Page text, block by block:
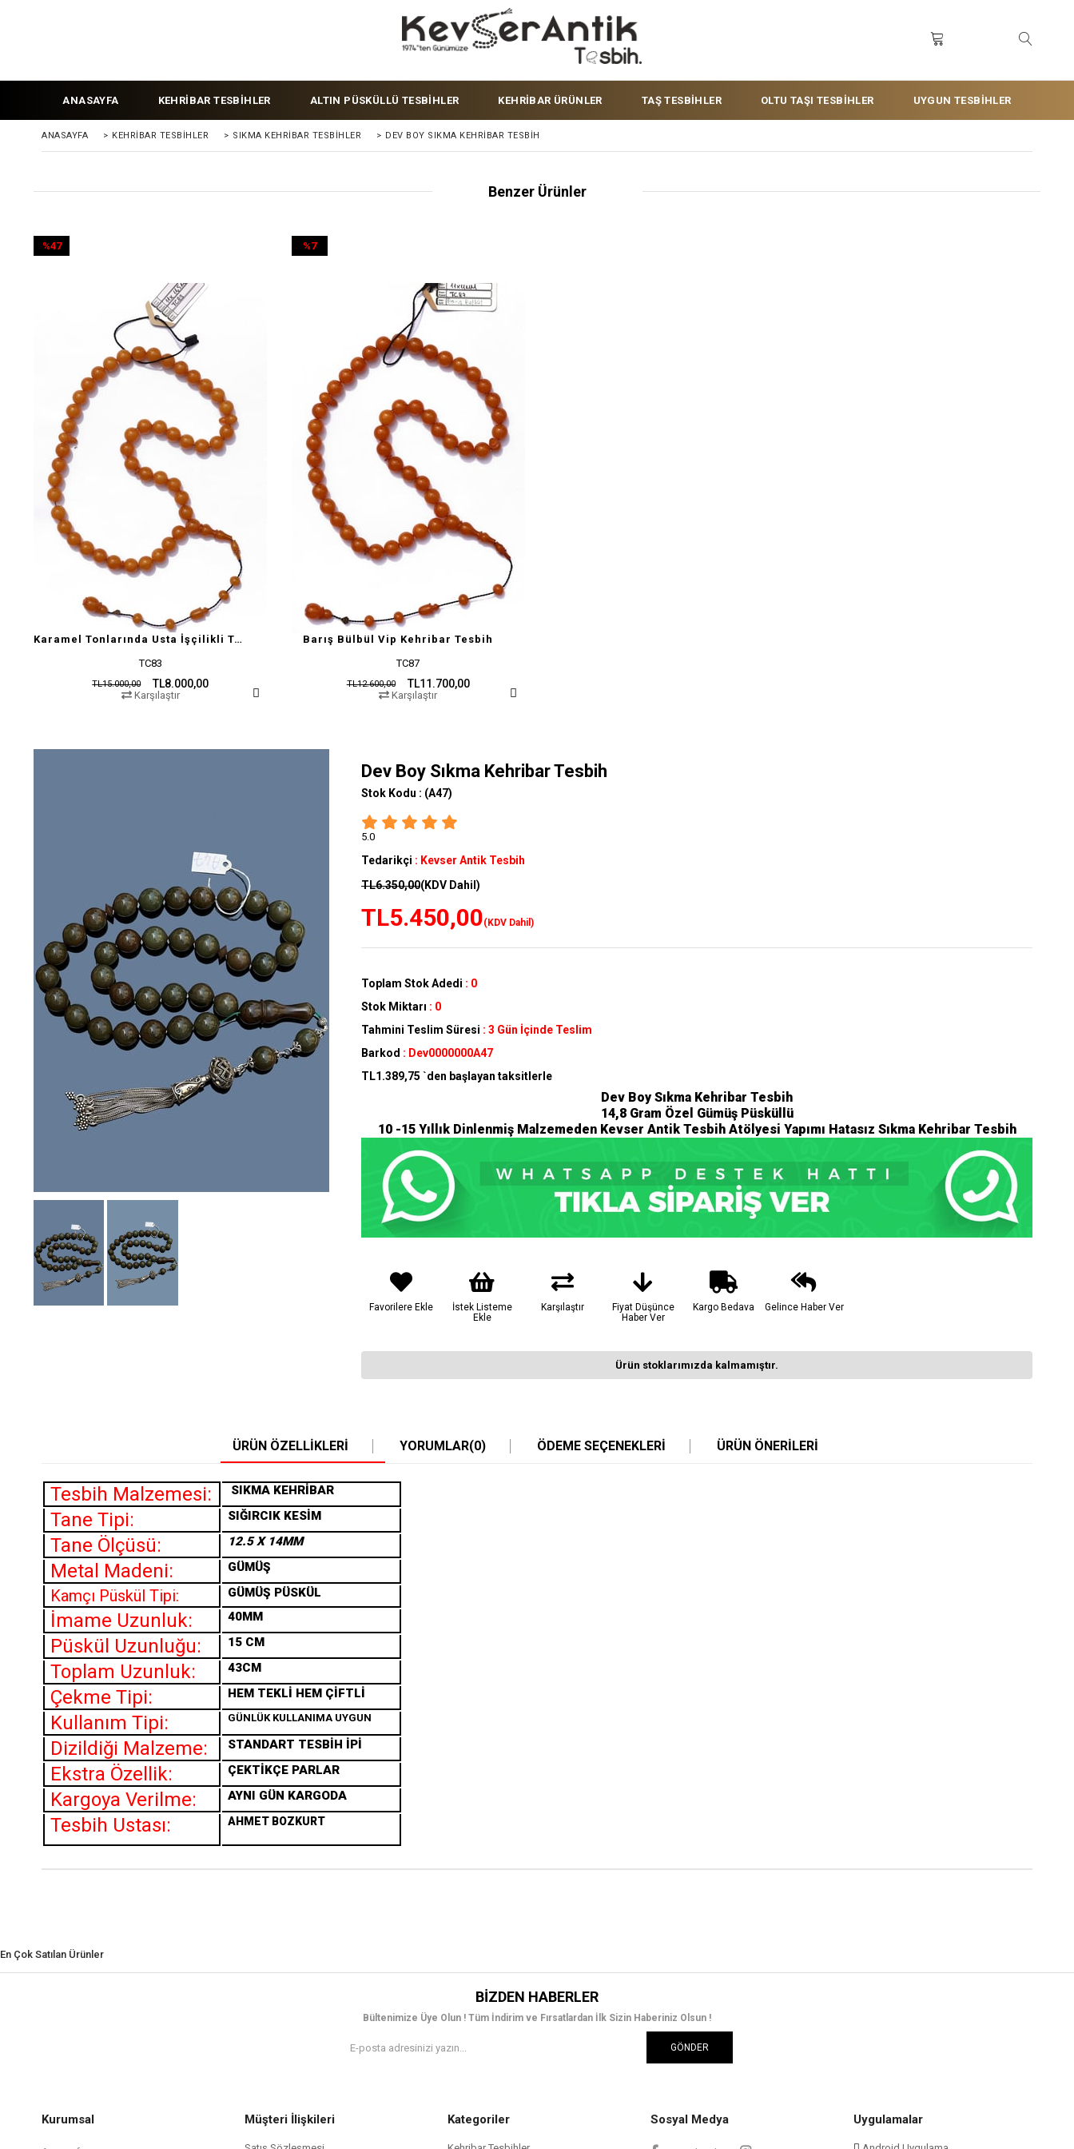
ANASAYFA KEHRİBAR TESBİHLER ALTIN PÜSKÜLLÜ TESBİHLER KEHRİBAR ÜRÜNLER TAŞ TESBİHLER OLTU TAŞI TESBİHLER UYGUN TESBİHLER
ANASAYFA > KEHRIBAR TESBIHLER > SIKMA KEHRİBAR TESBİHLER > DEV BOY SIKMA KEHRIBAR TESBIH
Benzer Ürünler
Karamel Tonlarında Usta İşçilikli Tesbih
TC83
TL8.000,00
TL15.000,00
%47
Karşılaştır
Barış Bülbül Vip Kehribar Tesbih
TC87
TL11.700,00
TL12.600,00
%7
Karşılaştır
Dev Boy Sıkma Kehribar Tesbih
Stok Kodu : (A47)
5.0
Tedarikçi : Kevser Antik Tesbih
TL6.350,00(KDV Dahil)
TL5.450,00(KDV Dahil)
Toplam Stok Adedi : 0
Stok Miktarı : 0
Tahmini Teslim Süresi : 3 Gün İçinde Teslim
Barkod : Dev0000000A47
TL1.389,75 `den başlayan taksitlerle
Dev Boy Sıkma Kehribar Tesbih
14,8 Gram Özel Gümüş Püsküllü
10 -15 Yıllık Dinlenmiş Malzemeden Kevser Antik Tesbih Atölyesi Yapımı Hatasız Sıkma Kehribar Tesbih
Favorilere Ekle
İstek Listeme
Ekle
Karşılaştır
Fiyat Düşünce
Haber Ver
Kargo Bedava Gelince Haber Ver
Ürün stoklarımızda kalmamıştır.
ÜRÜN ÖZELLIKLERI YORUMLAR(0) ÖDEME SEÇENEKLERI ÜRÜN ÖNERILERI
Tesbih Malzemesi: SIKMA KEHRİBAR
Tane Tipi: SIĞIRCIK KESİM
Tane Ölçüsü: 12.5 X 14MM
Metal Madeni: GÜMÜŞ
Kamçı Püskül Tipi: GÜMÜŞ PÜSKÜL
İmame Uzunluk: 40MM
Püskül Uzunluğu: 15 CM
Toplam Uzunluk: 43CM
Çekme Tipi: HEM TEKLİ HEM ÇİFTLİ
Kullanım Tipi: GÜNLÜK KULLANIMA UYGUN
Dizildiği Malzeme: STANDART TESBİH İPİ
Ekstra Özellik: ÇEKTİKÇE PARLAR
Kargoya Verilme: AYNI GÜN KARGODA
Tesbih Ustası: AHMET BOZKURT
En Çok Satılan Ürünler
BIZDEN HABERLER
Bültenimize Üye Olun ! Tüm İndirim ve Fırsatlardan İlk Sizin Haberiniz Olsun !
GÖNDER
Kurumsal Müşteri İlişkileri Kategoriler Sosyal Medya Uygulamalar